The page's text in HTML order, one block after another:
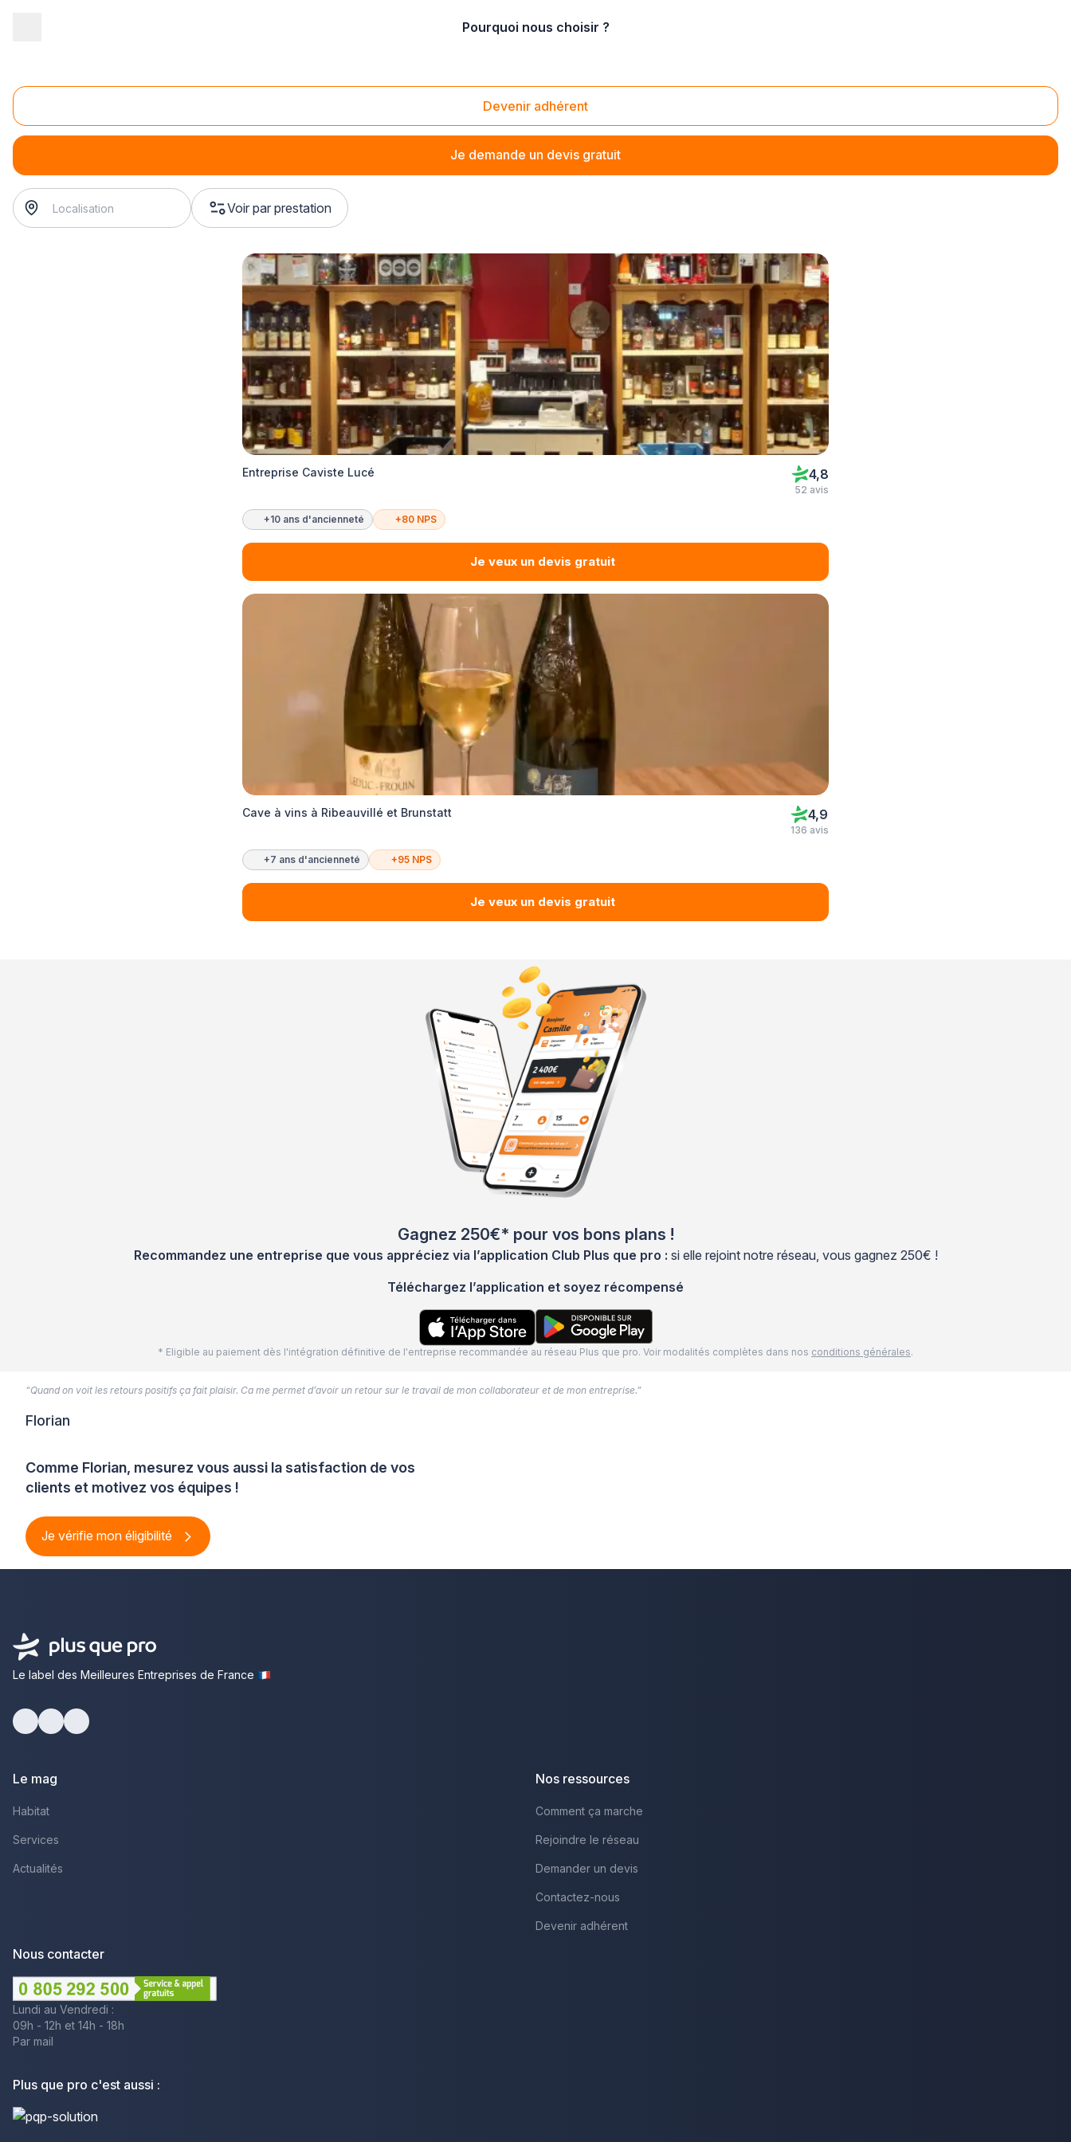
Pourquoi nous choisir ?
Devenir adhérent
Je demande un devis gratuit
Vente de cognacs
Vente de cognacs
Voir par prestation
Entreprise Caviste Lucé 4,8
52 avis
+10 ans d'ancienneté +80 NPS
Je veux un devis gratuit
Cave à vins à Ribeauvillé et Brunstatt 4,9
136 avis
+7 ans d'ancienneté +95 NPS
Je veux un devis gratuit
Gagnez 250€* pour vos bons plans !
Recommandez une entreprise que vous appréciez via l’application Club Plus que pro : si elle rejoint notre réseau, vous gagnez 250€ !
Téléchargez l’application et soyez récompensé
* Eligible au paiement dès l'intégration définitive de l'entreprise recommandée au réseau Plus que pro. Voir modalités complètes dans nos conditions générales.
Comme Florian, mesurez vous aussi la satisfaction de vos
clients et motivez vos équipes !
Je vérifie mon éligibilité
“Quand on voit les retours positifs ça fait plaisir. Ca me permet d’avoir un retour sur le travail de mon collaborateur et de mon entreprise.”
Florian
Le label des Meilleures Entreprises de France
Le mag
Habitat
Services
Actualités
Nos ressources
Comment ça marche
Rejoindre le réseau
Demander un devis
Contactez-nous
Devenir adhérent
Nous contacter
Lundi au Vendredi :
09h - 12h et 14h - 18h
Par mail
Plus que pro c'est aussi :